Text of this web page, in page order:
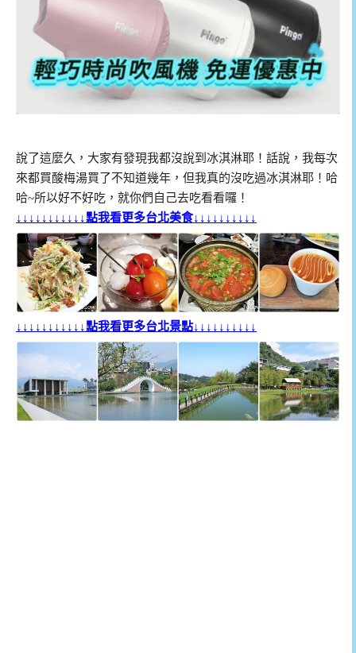
說了這麼久，大家有發現我都沒說到冰淇淋耶！話說，我每次
來都買酸梅湯買了不知道幾年，但我真的沒吃過冰淇淋耶！哈
哈~所以好不好吃，就你們自己去吃看看囉！
↓↓↓↓↓↓↓↓↓↓↓點我看更多台北美食↓↓↓↓↓↓↓↓↓↓
↓↓↓↓↓↓↓↓↓↓↓點我看更多台北景點↓↓↓↓↓↓↓↓↓↓